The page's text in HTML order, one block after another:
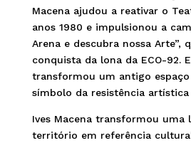
Macena ajudou a reativar o
anos 1980 e impulsionou a
Arena e descubra nossa Arte”,
conquista da lona da ECO-92.
transformou um antigo
símbolo da resistência artística
Ives Macena transformou uma
território em referência